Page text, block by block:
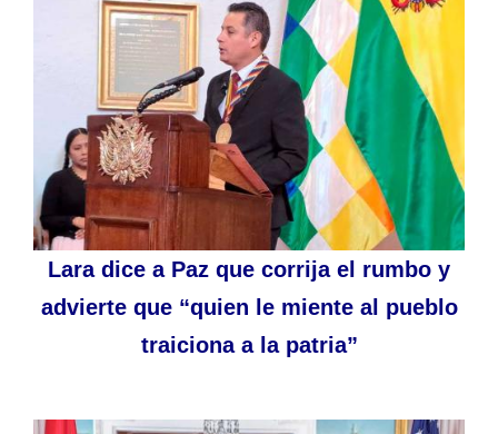
Lara dice a Paz que corrija el rumbo y
advierte que “quien le miente al pueblo
traiciona a la patria”